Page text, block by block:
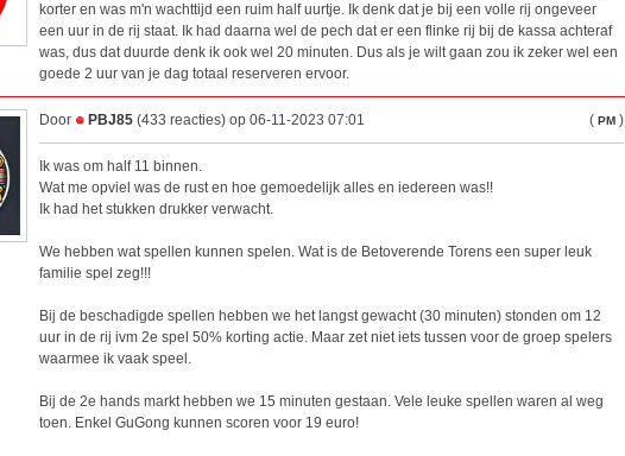
korter en was m'n wachttijd een ruim half uurtje. Ik denk dat je bij een volle rij ongeveer
een uur in de rij staat. Ik had daarna wel de pech dat er een flinke rij bij de kassa achteraf
was, dus dat duurde denk ik ook wel 20 minuten. Dus als je wilt gaan zou ik zeker wel een
goede 2 uur van je dag totaal reserveren ervoor.
Door PBJ85 (433 reacties) op 06-11-2023 07:01 ( PM )
Ik was om half 11 binnen.
Wat me opviel was de rust en hoe gemoedelijk alles en iedereen was!!
Ik had het stukken drukker verwacht.
We hebben wat spellen kunnen spelen. Wat is de Betoverende Torens een super leuk
familie spel zeg!!!
Bij de beschadigde spellen hebben we het langst gewacht (30 minuten) stonden om 12
uur in de rij ivm 2e spel 50% korting actie. Maar zet niet iets tussen voor de groep spelers
waarmee ik vaak speel.
Bij de 2e hands markt hebben we 15 minuten gestaan. Vele leuke spellen waren al weg
toen. Enkel GuGong kunnen scoren voor 19 euro!